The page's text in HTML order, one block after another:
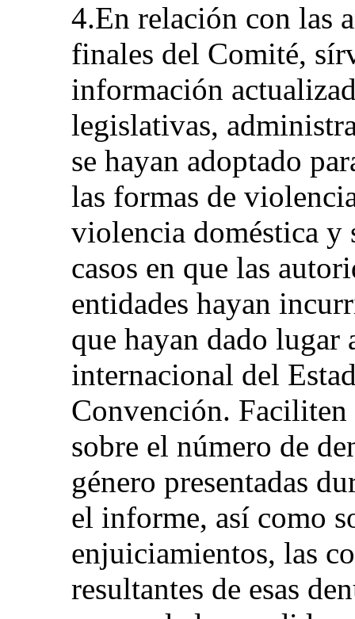
4.En relación con las
finales del Comité,
información
legislativas,
se hayan adoptado
las formas de
violencia doméstica y
casos en que las
entidades hayan
que hayan dado lugar
internacional del
Convención. Faciliten
sobre el número de
género presentadas
el informe, así como
enjuiciamientos, las
resultantes de esas